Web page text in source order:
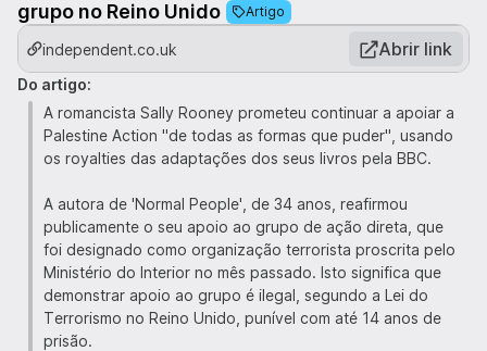
grupo no Reino Unido
Artigo
independent.co.uk Abrir link
Do artigo:
A romancista Sally Rooney prometeu continuar a apoiar a
Palestine Action "de todas as formas que puder", usando
os royalties das adaptações dos seus livros pela BBC.
A autora de 'Normal People', de 34 anos, reafirmou
publicamente o seu apoio ao grupo de ação direta, que
foi designado como organização terrorista proscrita pelo
Ministério do Interior no mês passado. Isto significa que
demonstrar apoio ao grupo é ilegal, segundo a Lei do
Terrorismo no Reino Unido, punível com até 14 anos de
prisão.